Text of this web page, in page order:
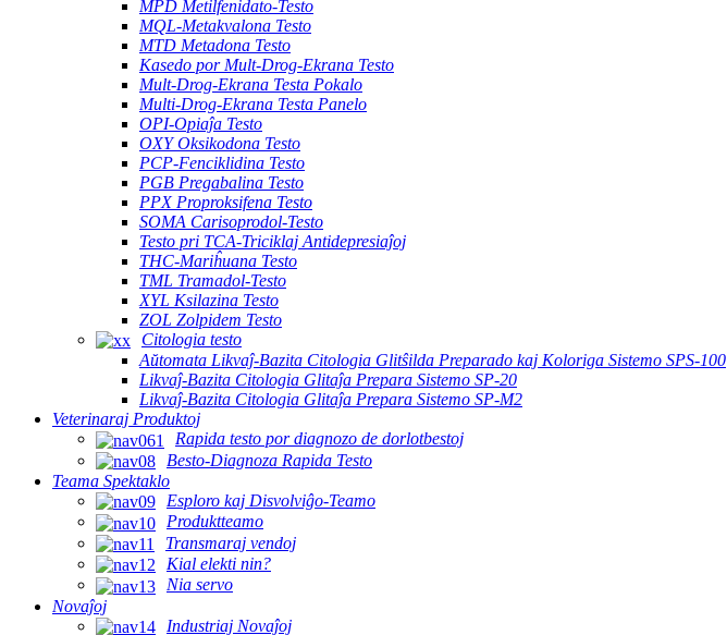
MPD Metilfenidato-Testo
MQL-Metakvalona Testo
MTD Metadona Testo
Kasedo por Mult-Drog-Ekrana Testo
Mult-Drog-Ekrana Testa Pokalo
Multi-Drog-Ekrana Testa Panelo
OPI-Opiaĵa Testo
OXY Oksikodona Testo
PCP-Fenciklidina Testo
PGB Pregabalina Testo
PPX Proproksifena Testo
SOMA Carisoprodol-Testo
Testo pri TCA-Triciklaj Antidepresiaĵoj
THC-Mariĥuana Testo
TML Tramadol-Testo
XYL Ksilazina Testo
ZOL Zolpidem Testo
Citologia testo
Aŭtomata Likvaĵ-Bazita Citologia Glitŝilda Preparado kaj Koloriga Sistemo SPS-100
Likvaĵ-Bazita Citologia Glitaĵa Prepara Sistemo SP-20
Likvaĵ-Bazita Citologia Glitaĵa Prepara Sistemo SP-M2
Veterinaraj Produktoj
Rapida testo por diagnozo de dorlotbestoj
Besto-Diagnoza Rapida Testo
Teama Spektaklo
Esploro kaj Disvolviĝo-Teamo
Produktteamo
Transmaraj vendoj
Kial elekti nin?
Nia servo
Novaĵoj
Industriaj Novaĵoj